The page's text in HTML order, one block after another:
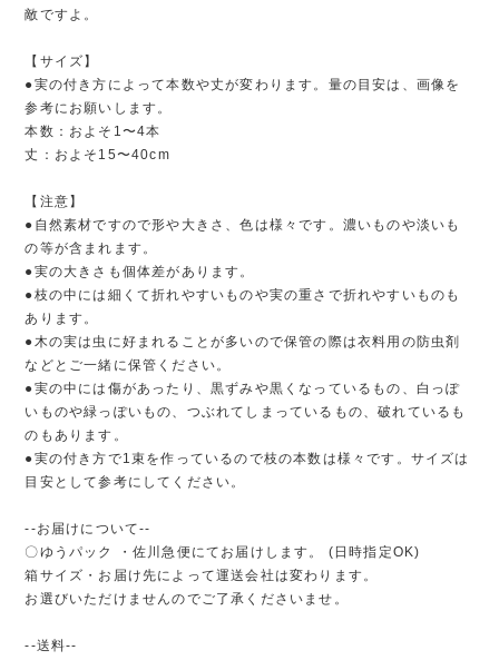
敵ですよ。
【サイズ】
●実の付き方によって本数や丈が変わります。量の目安は、画像を
参考にお願いします。
本数：およそ1〜4本
丈：およそ15〜40cm
【注意】
●自然素材ですので形や大きさ、色は様々です。濃いものや淡いも
の等が含まれます。
●実の大きさも個体差があります。
●枝の中には細くて折れやすいものや実の重さで折れやすいものも
あります。
●木の実は虫に好まれることが多いので保管の際は衣料用の防虫剤
などとご一緒に保管ください。
●実の中には傷があったり、黒ずみや黒くなっているもの、白っぽ
いものや緑っぽいもの、つぶれてしまっているもの、破れているも
のもあります。
●実の付き方で1束を作っているので枝の本数は様々です。サイズは
目安として参考にしてください。
--お届けについて--
〇ゆうパック ・佐川急便にてお届けします。 (日時指定OK)
箱サイズ・お届け先によって運送会社は変わります。
お選びいただけませんのでご了承くださいませ。
--送料--